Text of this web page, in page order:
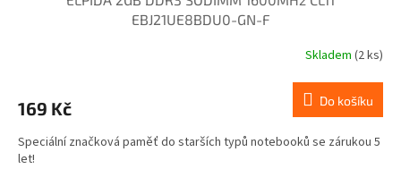
EBJ21UE8BDU0-GN-F
Skladem (2 ks)
169 Kč Do košíku
Speciální značková paměť do starších typů notebooků se zárukou 5
let!